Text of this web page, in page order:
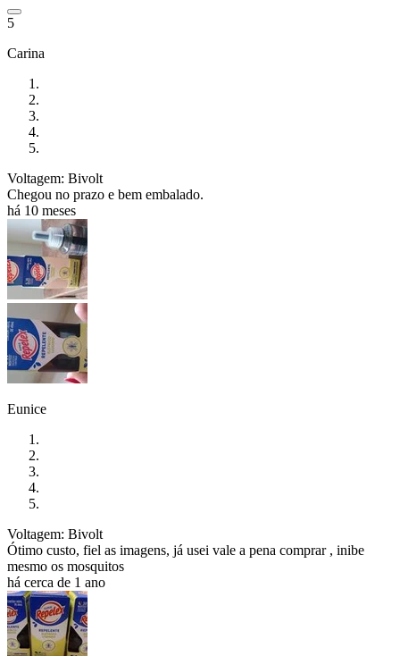
5
Carina
Voltagem: Bivolt
Chegou no prazo e bem embalado.
há 10 meses
Eunice
Voltagem: Bivolt
Ótimo custo, fiel as imagens, já usei vale a pena comprar , inibe
mesmo os mosquitos
há cerca de 1 ano